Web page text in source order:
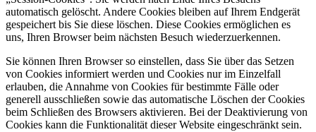
automatisch gelöscht. Andere Cookies bleiben auf Ihrem Endgerät
gespeichert bis Sie diese löschen. Diese Cookies ermöglichen es
uns, Ihren Browser beim nächsten Besuch wiederzuerkennen.
Sie können Ihren Browser so einstellen, dass Sie über das Setzen
von Cookies informiert werden und Cookies nur im Einzelfall
erlauben, die Annahme von Cookies für bestimmte Fälle oder
generell ausschließen sowie das automatische Löschen der Cookies
beim Schließen des Browsers aktivieren. Bei der Deaktivierung von
Cookies kann die Funktionalität dieser Website eingeschränkt sein.